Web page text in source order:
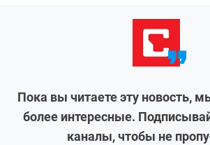
Пока вы читаете эту новость,
более интересные.
каналы, чтобы не